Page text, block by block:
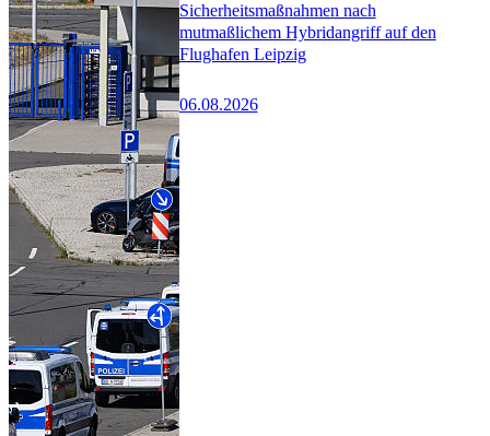
Sicherheitsmaßnahmen nach
mutmaßlichem Hybridangriff auf den
Flughafen Leipzig
06.08.2026